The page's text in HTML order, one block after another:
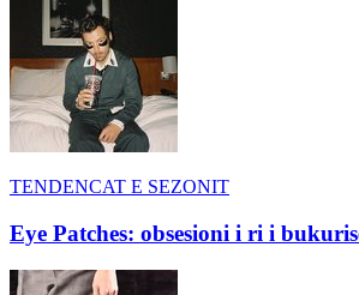
TENDENCAT E SEZONIT
Eye Patches: obsesioni i ri i